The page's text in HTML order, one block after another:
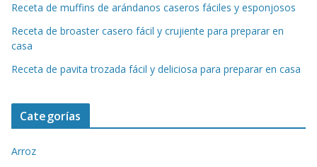
Receta de muffins de arándanos caseros fáciles y esponjosos
Receta de broaster casero fácil y crujiente para preparar en
casa
Receta de pavita trozada fácil y deliciosa para preparar en casa
Categorías
Arroz